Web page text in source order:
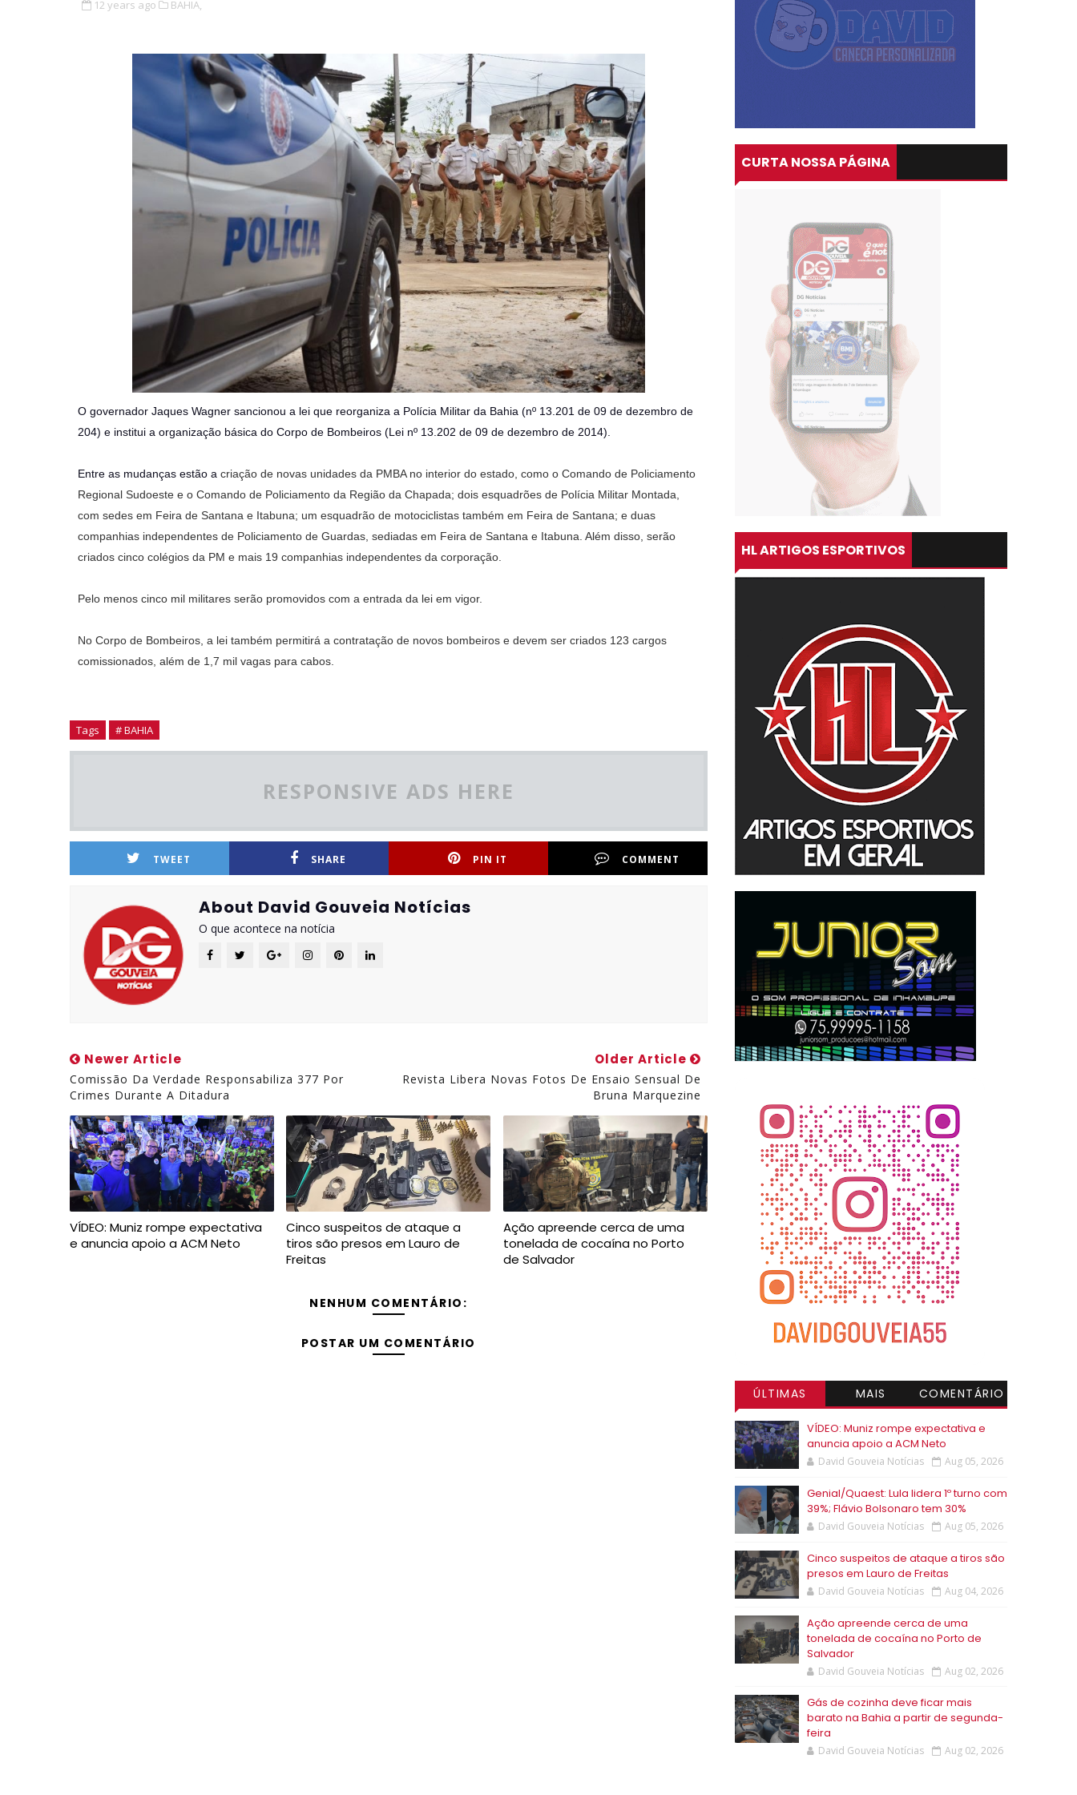
12 years ago BAHIA,
O governador Jaques Wagner sancionou a lei que reorganiza a Polícia Militar da Bahia (nº 13.201 de 09 de dezembro de
204) e institui a organização básica do Corpo de Bombeiros (Lei nº 13.202 de 09 de dezembro de 2014).
Entre as mudanças estão a criação de novas unidades da PMBA no interior do estado, como o Comando de Policiamento
Regional Sudoeste e o Comando de Policiamento da Região da Chapada; dois esquadrões de Polícia Militar Montada,
com sedes em Feira de Santana e Itabuna; um esquadrão de motociclistas também em Feira de Santana; e duas
companhias independentes de Policiamento de Guardas, sediadas em Feira de Santana e Itabuna. Além disso, serão
criados cinco colégios da PM e mais 19 companhias independentes da corporação.
Pelo menos cinco mil militares serão promovidos com a entrada da lei em vigor.
No Corpo de Bombeiros, a lei também permitirá a contratação de novos bombeiros e devem ser criados 123 cargos
comissionados, além de 1,7 mil vagas para cabos.
Tags # BAHIA
RESPONSIVE ADS HERE
TWEET SHARE PIN IT COMMENT
About David Gouveia Notícias
O que acontece na notícia
Newer Article
Comissão Da Verdade Responsabiliza 377 Por
Crimes Durante A Ditadura
Older Article
Revista Libera Novas Fotos De Ensaio Sensual De
Bruna Marquezine
VÍDEO: Muniz rompe expectativa
e anuncia apoio a ACM Neto
Cinco suspeitos de ataque a
tiros são presos em Lauro de
Freitas
Ação apreende cerca de uma
tonelada de cocaína no Porto
de Salvador
NENHUM COMENTÁRIO:
POSTAR UM COMENTÁRIO
CURTA NOSSA PÁGINA
HL ARTIGOS ESPORTIVOS
ÚLTIMAS
MAIS
COMENTÁRIO
VÍDEO: Muniz rompe expectativa e
anuncia apoio a ACM Neto
David Gouveia Notícias Aug 05, 2026
Genial/Quaest: Lula lidera 1º turno com
39%; Flávio Bolsonaro tem 30%
David Gouveia Notícias Aug 05, 2026
Cinco suspeitos de ataque a tiros são
presos em Lauro de Freitas
David Gouveia Notícias Aug 04, 2026
Ação apreende cerca de uma
tonelada de cocaína no Porto de
Salvador
David Gouveia Notícias Aug 02, 2026
Gás de cozinha deve ficar mais
barato na Bahia a partir de segunda-
feira
David Gouveia Notícias Aug 02, 2026